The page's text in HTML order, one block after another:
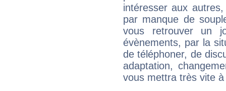
intéresser aux
par manque de
vous retrouver un
évènements, par la
de téléphoner, de
adaptation,
vous mettra très vite